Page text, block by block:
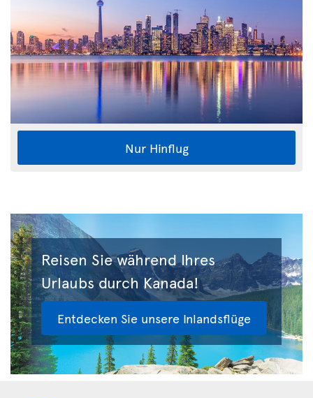
Nur Hinflug
Reisen Sie während Ihres
Urlaubs durch Kanada!
Entdecken Sie unsere Inlandsflüge